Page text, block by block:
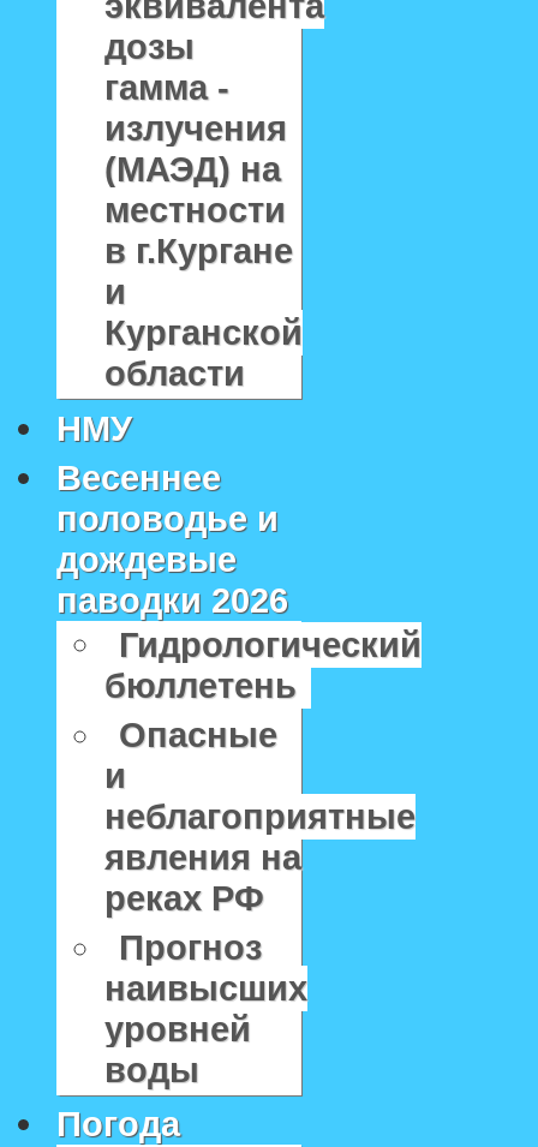
дозы
гамма -
излучения
(МАЭД) на
местности
в г.Кургане
и
Курганской
области
НМУ
Весеннее
половодье и
дождевые
паводки 2026
Гидрологический
бюллетень
Опасные
и
неблагоприятные
явления на
реках РФ
Прогноз
наивысших
уровней
воды
Погода